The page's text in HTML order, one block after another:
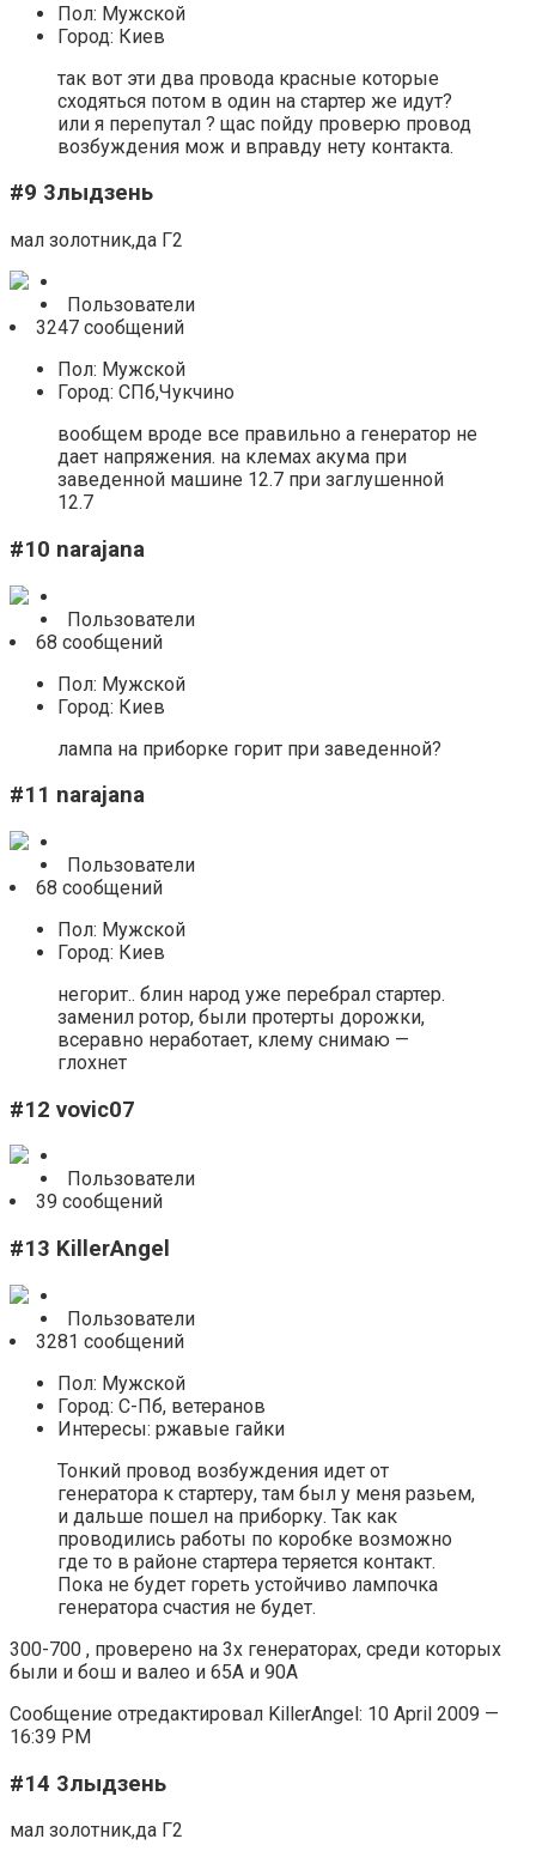
Пол: Мужской
Город: Киев
так вот эти два провода красные которые
сходяться потом в один на стартер же идут?
или я перепутал ? щас пойду проверю провод
возбуждения мож и вправду нету контакта.
#9 3лыдзень
мал золотник,да Г2
Пользователи
3247 сообщений
Пол: Мужской
Город: СПб,Чукчино
вообщем вроде все правильно а генератор не
дает напряжения. на клемах акума при
заведенной машине 12.7 при заглушенной
12.7
#10 narajana
Пользователи
68 сообщений
Пол: Мужской
Город: Киев
лампа на приборке горит при заведенной?
#11 narajana
Пользователи
68 сообщений
Пол: Мужской
Город: Киев
негорит.. блин народ уже перебрал стартер.
заменил ротор, были протерты дорожки,
всеравно неработает, клему снимаю —
глохнет
#12 vovic07
Пользователи
39 сообщений
#13 KillerAngel
Пользователи
3281 сообщений
Пол: Мужской
Город: С-Пб, ветеранов
Интересы: ржавые гайки
Тонкий провод возбуждения идет от
генератора к стартеру, там был у меня разьем,
и дальше пошел на приборку. Так как
проводились работы по коробке возможно
где то в районе стартера теряется контакт.
Пока не будет гореть устойчиво лампочка
генератора счастия не будет.
300-700 , проверено на 3х генераторах, среди которых
были и бош и валео и 65А и 90А
Сообщение отредактировал KillerAngel: 10 April 2009 —
16:39 PM
#14 3лыдзень
мал золотник,да Г2